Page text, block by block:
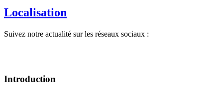
Localisation
Suivez notre actualité sur les réseaux sociaux :
Introduction